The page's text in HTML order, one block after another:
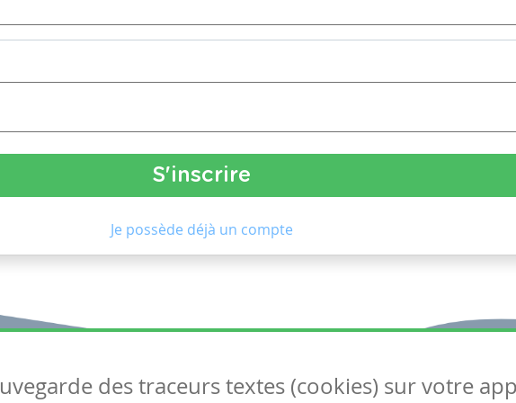
Je possède déjà un compte
Articles Suivez-nous
des traceurs textes (cookies) sur votre